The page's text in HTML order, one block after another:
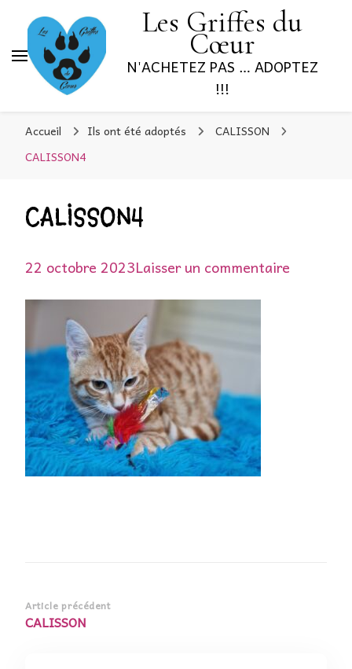
Les Griffes du
Cœur
N'ACHETEZ PAS … ADOPTEZ
!!!
Accueil Ils ont été adoptés
CALISSON
CALISSON4
CALISSON4
22 octobre 2023Laisser un commentaire
Navigation
d’article
Article précédent
CALISSON